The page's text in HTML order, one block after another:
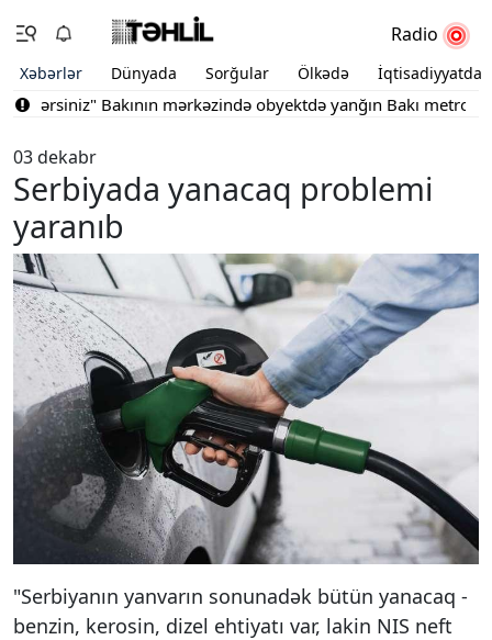
Radio
Xəbərlər Dünyada Sorğular Ölkədə İqtisadiyyatda
Bakının mərkəzində obyektdə yanğınBakı metrosu
03 dekabr
Serbiyada yanacaq problemi
yaranıb
"Serbiyanın yanvarın sonunadək bütün yanacaq -
benzin, kerosin, dizel ehtiyatı var, lakin NIS neft